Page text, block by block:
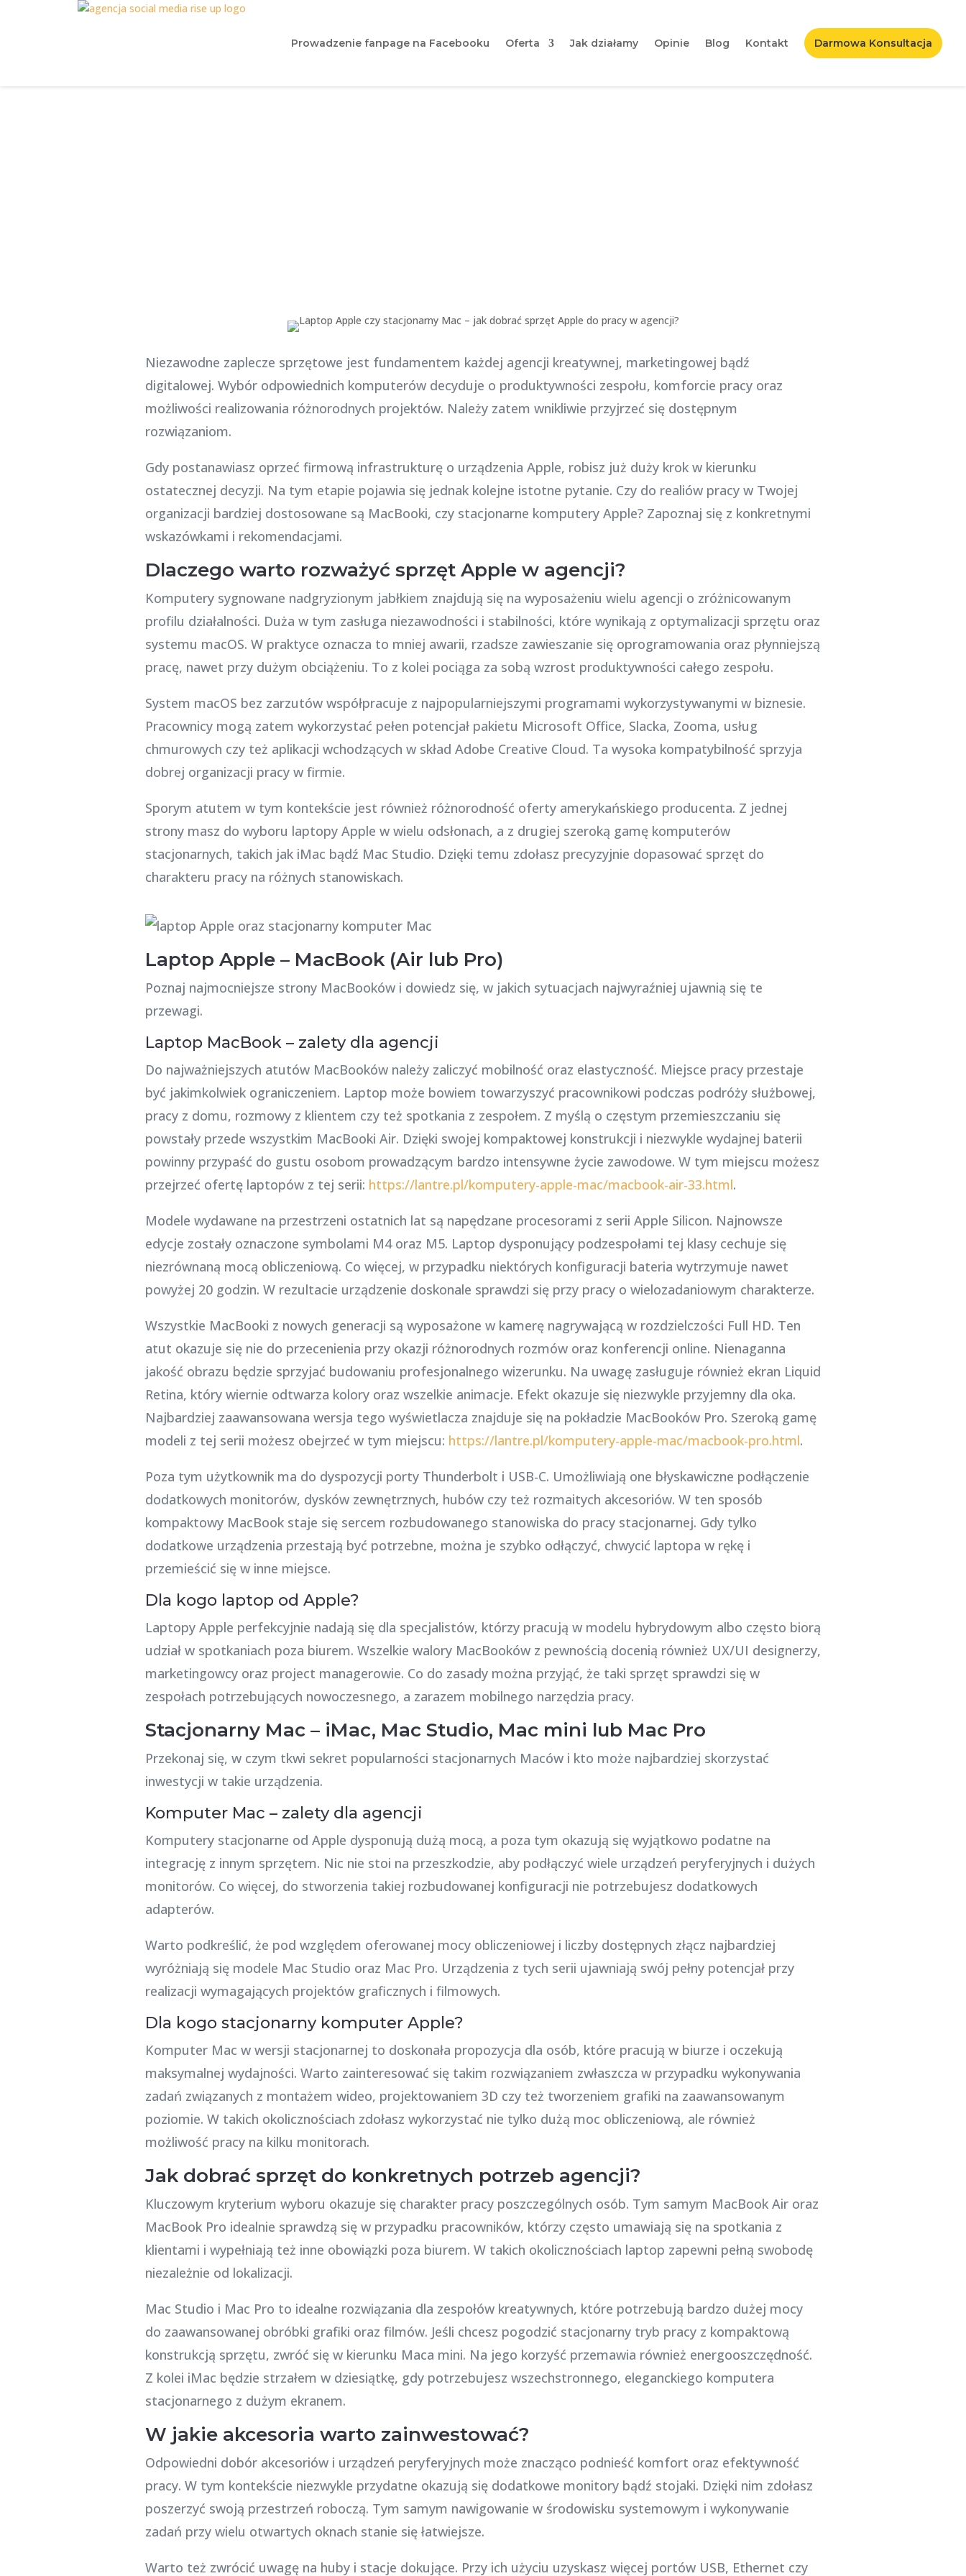
Prowadzenie fanpage na Facebooku Oferta Jak działamy Opinie Blog Kontakt Darmowa Konsultacja
Niezawodne zaplecze sprzętowe jest fundamentem każdej agencji kreatywnej, marketingowej bądź
digitalowej. Wybór odpowiednich komputerów decyduje o produktywności zespołu, komforcie pracy oraz
możliwości realizowania różnorodnych projektów. Należy zatem wnikliwie przyjrzeć się dostępnym
rozwiązaniom.
Gdy postanawiasz oprzeć firmową infrastrukturę o urządzenia Apple, robisz już duży krok w kierunku
ostatecznej decyzji. Na tym etapie pojawia się jednak kolejne istotne pytanie. Czy do realiów pracy w Twojej
organizacji bardziej dostosowane są MacBooki, czy stacjonarne komputery Apple? Zapoznaj się z konkretnymi
wskazówkami i rekomendacjami.
Dlaczego warto rozważyć sprzęt Apple w agencji?
Komputery sygnowane nadgryzionym jabłkiem znajdują się na wyposażeniu wielu agencji o zróżnicowanym
profilu działalności. Duża w tym zasługa niezawodności i stabilności, które wynikają z optymalizacji sprzętu oraz
systemu macOS. W praktyce oznacza to mniej awarii, rzadsze zawieszanie się oprogramowania oraz płynniejszą
pracę, nawet przy dużym obciążeniu. To z kolei pociąga za sobą wzrost produktywności całego zespołu.
System macOS bez zarzutów współpracuje z najpopularniejszymi programami wykorzystywanymi w biznesie.
Pracownicy mogą zatem wykorzystać pełen potencjał pakietu Microsoft Office, Slacka, Zooma, usług
chmurowych czy też aplikacji wchodzących w skład Adobe Creative Cloud. Ta wysoka kompatybilność sprzyja
dobrej organizacji pracy w firmie.
Sporym atutem w tym kontekście jest również różnorodność oferty amerykańskiego producenta. Z jednej
strony masz do wyboru laptopy Apple w wielu odsłonach, a z drugiej szeroką gamę komputerów
stacjonarnych, takich jak iMac bądź Mac Studio. Dzięki temu zdołasz precyzyjnie dopasować sprzęt do
charakteru pracy na różnych stanowiskach.
Laptop Apple – MacBook (Air lub Pro)
Poznaj najmocniejsze strony MacBooków i dowiedz się, w jakich sytuacjach najwyraźniej ujawnią się te
przewagi.
Laptop MacBook – zalety dla agencji
Do najważniejszych atutów MacBooków należy zaliczyć mobilność oraz elastyczność. Miejsce pracy przestaje
być jakimkolwiek ograniczeniem. Laptop może bowiem towarzyszyć pracownikowi podczas podróży służbowej,
pracy z domu, rozmowy z klientem czy też spotkania z zespołem. Z myślą o częstym przemieszczaniu się
powstały przede wszystkim MacBooki Air. Dzięki swojej kompaktowej konstrukcji i niezwykle wydajnej baterii
powinny przypaść do gustu osobom prowadzącym bardzo intensywne życie zawodowe. W tym miejscu możesz
przejrzeć ofertę laptopów z tej serii: https://lantre.pl/komputery-apple-mac/macbook-air-33.html.
Modele wydawane na przestrzeni ostatnich lat są napędzane procesorami z serii Apple Silicon. Najnowsze
edycje zostały oznaczone symbolami M4 oraz M5. Laptop dysponujący podzespołami tej klasy cechuje się
niezrównaną mocą obliczeniową. Co więcej, w przypadku niektórych konfiguracji bateria wytrzymuje nawet
powyżej 20 godzin. W rezultacie urządzenie doskonale sprawdzi się przy pracy o wielozadaniowym charakterze.
Wszystkie MacBooki z nowych generacji są wyposażone w kamerę nagrywającą w rozdzielczości Full HD. Ten
atut okazuje się nie do przecenienia przy okazji różnorodnych rozmów oraz konferencji online. Nienaganna
jakość obrazu będzie sprzyjać budowaniu profesjonalnego wizerunku. Na uwagę zasługuje również ekran Liquid
Retina, który wiernie odtwarza kolory oraz wszelkie animacje. Efekt okazuje się niezwykle przyjemny dla oka.
Najbardziej zaawansowana wersja tego wyświetlacza znajduje się na pokładzie MacBooków Pro. Szeroką gamę
modeli z tej serii możesz obejrzeć w tym miejscu: https://lantre.pl/komputery-apple-mac/macbook-pro.html.
Poza tym użytkownik ma do dyspozycji porty Thunderbolt i USB-C. Umożliwiają one błyskawiczne podłączenie
dodatkowych monitorów, dysków zewnętrznych, hubów czy też rozmaitych akcesoriów. W ten sposób
kompaktowy MacBook staje się sercem rozbudowanego stanowiska do pracy stacjonarnej. Gdy tylko
dodatkowe urządzenia przestają być potrzebne, można je szybko odłączyć, chwycić laptopa w rękę i
przemieścić się w inne miejsce.
Dla kogo laptop od Apple?
Laptopy Apple perfekcyjnie nadają się dla specjalistów, którzy pracują w modelu hybrydowym albo często biorą
udział w spotkaniach poza biurem. Wszelkie walory MacBooków z pewnością docenią również UX/UI designerzy,
marketingowcy oraz project managerowie. Co do zasady można przyjąć, że taki sprzęt sprawdzi się w
zespołach potrzebujących nowoczesnego, a zarazem mobilnego narzędzia pracy.
Stacjonarny Mac – iMac, Mac Studio, Mac mini lub Mac Pro
Przekonaj się, w czym tkwi sekret popularności stacjonarnych Maców i kto może najbardziej skorzystać
inwestycji w takie urządzenia.
Komputer Mac – zalety dla agencji
Komputery stacjonarne od Apple dysponują dużą mocą, a poza tym okazują się wyjątkowo podatne na
integrację z innym sprzętem. Nic nie stoi na przeszkodzie, aby podłączyć wiele urządzeń peryferyjnych i dużych
monitorów. Co więcej, do stworzenia takiej rozbudowanej konfiguracji nie potrzebujesz dodatkowych
adapterów.
Warto podkreślić, że pod względem oferowanej mocy obliczeniowej i liczby dostępnych złącz najbardziej
wyróżniają się modele Mac Studio oraz Mac Pro. Urządzenia z tych serii ujawniają swój pełny potencjał przy
realizacji wymagających projektów graficznych i filmowych.
Dla kogo stacjonarny komputer Apple?
Komputer Mac w wersji stacjonarnej to doskonała propozycja dla osób, które pracują w biurze i oczekują
maksymalnej wydajności. Warto zainteresować się takim rozwiązaniem zwłaszcza w przypadku wykonywania
zadań związanych z montażem wideo, projektowaniem 3D czy też tworzeniem grafiki na zaawansowanym
poziomie. W takich okolicznościach zdołasz wykorzystać nie tylko dużą moc obliczeniową, ale również
możliwość pracy na kilku monitorach.
Jak dobrać sprzęt do konkretnych potrzeb agencji?
Kluczowym kryterium wyboru okazuje się charakter pracy poszczególnych osób. Tym samym MacBook Air oraz
MacBook Pro idealnie sprawdzą się w przypadku pracowników, którzy często umawiają się na spotkania z
klientami i wypełniają też inne obowiązki poza biurem. W takich okolicznościach laptop zapewni pełną swobodę
niezależnie od lokalizacji.
Mac Studio i Mac Pro to idealne rozwiązania dla zespołów kreatywnych, które potrzebują bardzo dużej mocy
do zaawansowanej obróbki grafiki oraz filmów. Jeśli chcesz pogodzić stacjonarny tryb pracy z kompaktową
konstrukcją sprzętu, zwróć się w kierunku Maca mini. Na jego korzyść przemawia również energooszczędność.
Z kolei iMac będzie strzałem w dziesiątkę, gdy potrzebujesz wszechstronnego, eleganckiego komputera
stacjonarnego z dużym ekranem.
W jakie akcesoria warto zainwestować?
Odpowiedni dobór akcesoriów i urządzeń peryferyjnych może znacząco podnieść komfort oraz efektywność
pracy. W tym kontekście niezwykle przydatne okazują się dodatkowe monitory bądź stojaki. Dzięki nim zdołasz
poszerzyć swoją przestrzeń roboczą. Tym samym nawigowanie w środowisku systemowym i wykonywanie
zadań przy wielu otwartych oknach stanie się łatwiejsze.
Warto też zwrócić uwagę na huby i stacje dokujące. Przy ich użyciu uzyskasz więcej portów USB, Ethernet czy